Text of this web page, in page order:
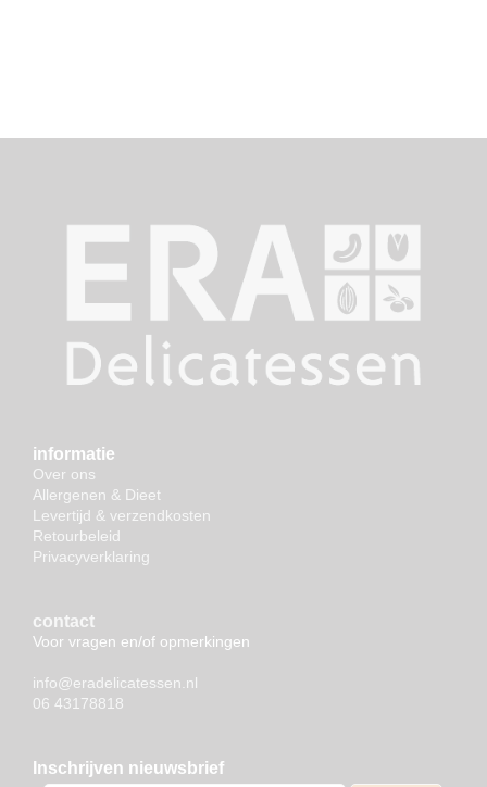
informatie
Over ons
Allergenen & Dieet
Levertijd & verzendkosten
Retourbeleid
Privacyverklaring
contact
Voor vragen en/of opmerkingen
info@eradelicatessen.nl
06 43178818
Inschrijven nieuwsbrief